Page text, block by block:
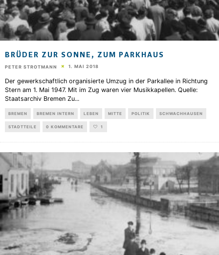
BRÜDER ZUR SONNE, ZUM PARKHAUS
PETER STROTMANN 1. MAI 2018
Der gewerkschaftlich organisierte Umzug in der Parkallee in Richtung
Stern am 1. Mai 1947. Mit im Zug waren vier Musikkapellen. Quelle:
Staatsarchiv Bremen Zu...
BREMEN BREMEN INTERN LEBEN MITTE POLITIK SCHWACHHAUSEN
STADTTEILE 0 KOMMENTARE 1